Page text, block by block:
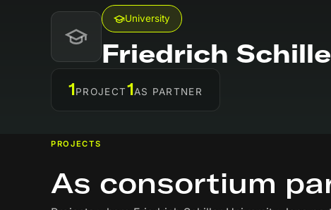
University
Friedrich
1PROJECT1AS PARTNER
PROJECTS
As consortium